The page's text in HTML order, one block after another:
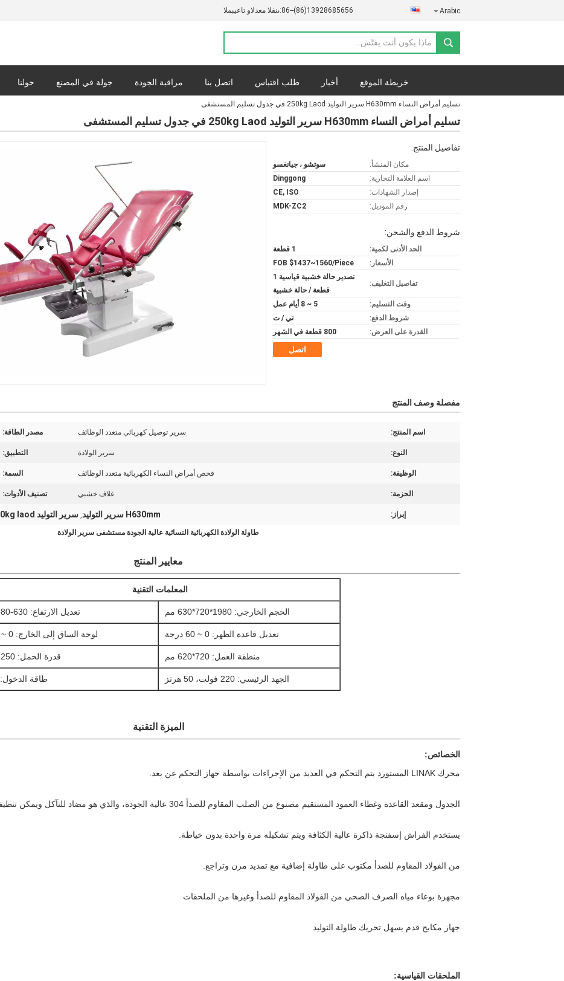
المبيعات والدعم الفنى:86--(86)13928685656 Arabic
حولنا جولة في المصنع مراقبة الجودة اتصل بنا طلب اقتباس أخبار خريطة الموقع
تسليم أمراض النساء H630mm سرير التوليد 250kg Laod في جدول تسليم المستشفى
تسليم أمراض النساء H630mm سرير التوليد 250kg Laod في جدول تسليم المستشفى
تفاصيل المنتج:
مكان المنشأ:
سوتشو ، جيانغسو
اسم العلامة التجارية:
Dinggong
إصدار الشهادات:
CE, ISO
رقم الموديل:
MDK-ZC2
شروط الدفع والشحن:
الحد الأدنى لكمية:
1 قطعة
الأسعار:
FOB $1437~1560/Piece
تفاصيل التغليف:
تصدير حالة خشبية قياسية 1
قطعة / حالة خشبية
وقت التسليم:
5 ~ 8 أيام عمل
شروط الدفع:
تي / ت
القدرة على العرض:
800 قطعة في الشهر
اتصل
مفصلة وصف المنتج
اسم المنتج: سرير توصيل كهربائي متعدد الوظائف مصدر الطاقة:
النوع: سرير الولادة التطبيق:
الوظيفة: فحص أمراض النساء الكهربائية متعدد الوظائف السمة:
الحزمة: غلاف خشبي تصنيف الأدوات:
إبراز: H630mm سرير التوليد , سرير التوليد 250kg laod
طاولة الولادة الكهربائية النسائية عالية الجودة مستشفى سرير الولادة
معايير المنتج
المعلمات التقنية
الحجم الخارجي: 1980*720*630 مم تعديل الارتفاع: 630-880 مم
تعديل قاعدة الظهر: 0 ~ 60 درجة لوحة الساق إلى الخارج: 0 ~ 90 °
منطقة العمل: 720*620 مم قدرة الحمل: 250 كجم
الجهد الرئيسي: 220 فولت، 50 هرتز طاقة الدخول: 150
الميزة التقنية
الخصائص:
محرك LINAK المستورد يتم التحكم في العديد من الإجراءات بواسطة جهاز التحكم عن بعد.
الجدول ومقعد القاعدة وغطاء العمود المستقيم مصنوع من الصلب المقاوم للصدأ 304 عالية الجودة، والذي هو مضاد للتآكل ويمكن تنظيفه بسهولة.
يستخدم الفراش إسفنجة ذاكرة عالية الكثافة ويتم تشكيله مرة واحدة بدون خياطة.
من الفولاذ المقاوم للصدأ مكتوب على طاولة إضافية مع تمديد مرن وتراجع.
مجهزة بوعاء مياه الصرف الصحي من الفولاذ المقاوم للصدأ وغيرها من الملحقات
جهاز مكابح قدم يسهل تحريك طاولة التوليد
الملحقات القياسية: